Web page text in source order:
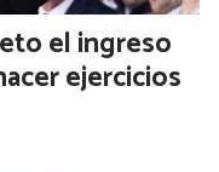
el ingreso
ejercicios